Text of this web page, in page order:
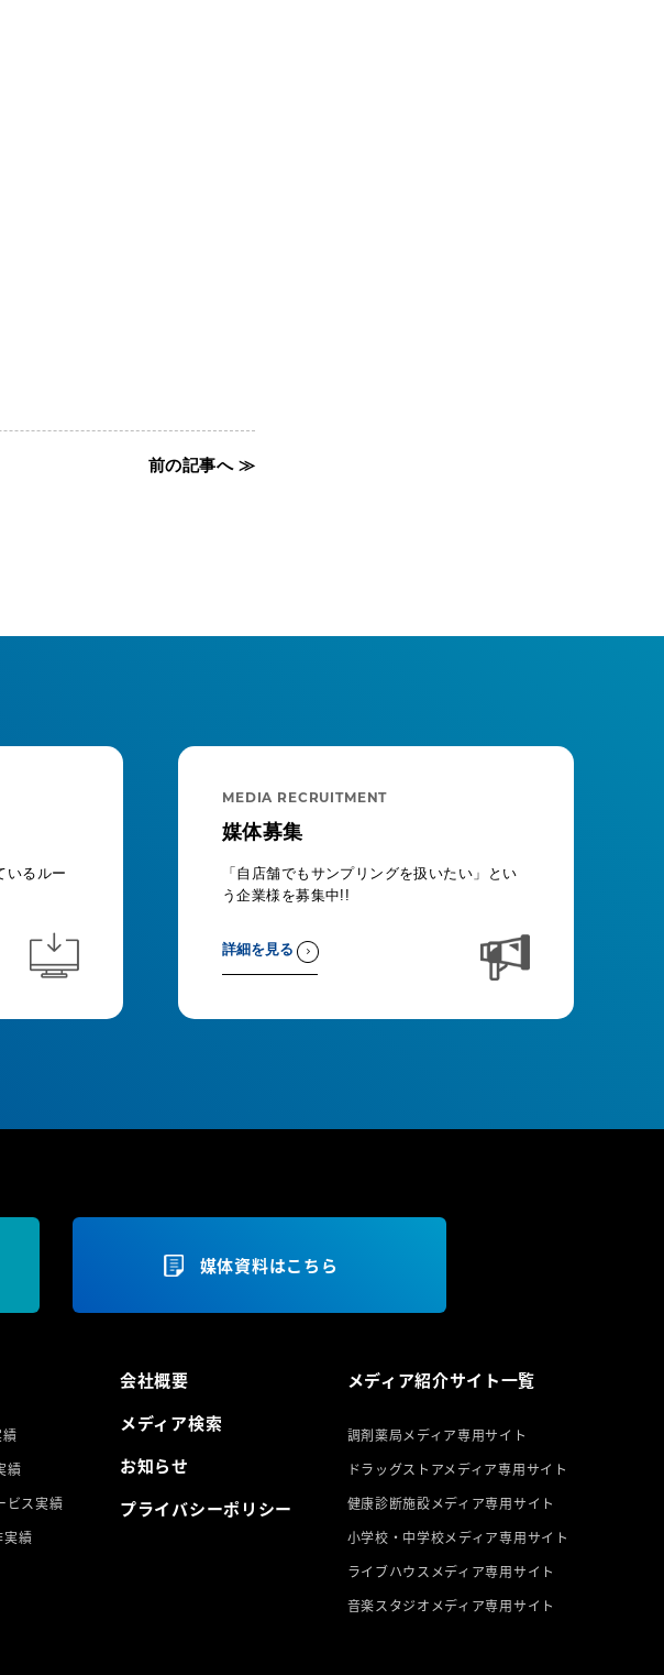
前の記事へ ≫
いるルー
MEDIA RECRUITMENT
媒体募集
「自店舗でもサンプリングを扱いたい」とい
う企業様を募集中!!
詳細を見る
媒体資料はこちら
績
ビス実績
実績
会社概要
メディア検索
お知らせ
プライバシーポリシー
メディア紹介サイト一覧
調剤薬局メディア専用サイト
ドラッグストアメディア専用サイト
健康診断施設メディア専用サイト
小学校・中学校メディア専用サイト
ライブハウスメディア専用サイト
音楽スタジオメディア専用サイト